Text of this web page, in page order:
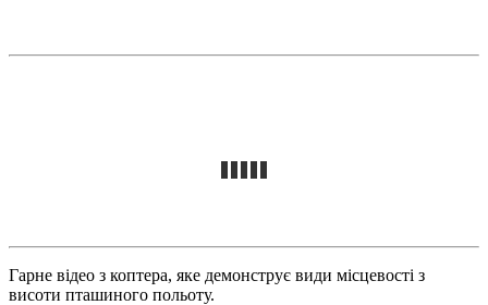
Гарне відео з коптера, яке демонструє види місцевості з
висоти пташиного польоту.